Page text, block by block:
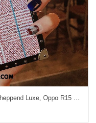
Oppo R15 Pro Hoesje Trendy Merk Scheppend Luxe, Oppo R15 Pro Hoesje Roze Streep